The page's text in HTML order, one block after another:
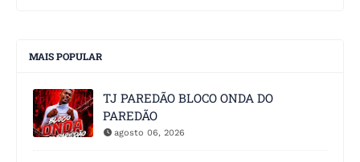
MAIS POPULAR
TJ PAREDÃO BLOCO ONDA DO
PAREDÃO
agosto 06, 2026